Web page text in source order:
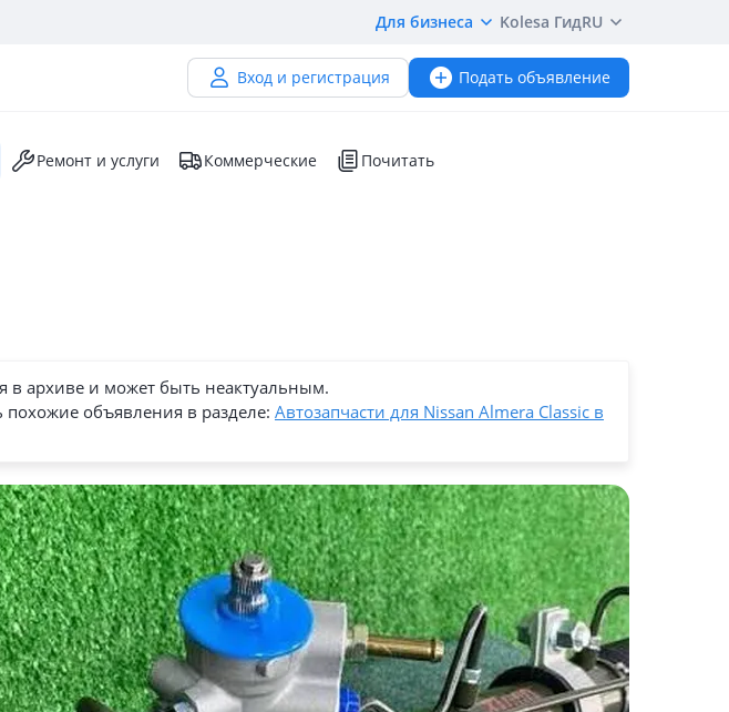
Для бизнеса Kolesa ГидRU
Вход и регистрация Подать объявление
Ремонт и услуги Коммерческие Почитать
в архиве и может быть неактуальным.
объявления в разделе: Автозапчасти для Nissan Almera Classic в